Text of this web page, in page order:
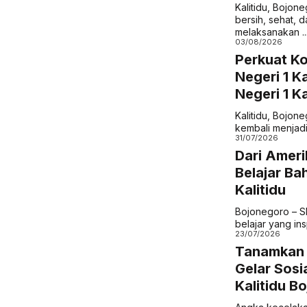
Kalitidu,
bersih, sehat,
melaksanakan ...
03/08/2026
Perkuat
Negeri 1
Negeri 1
Kalitidu,
kembali
31/07/2026
Dari
Belajar
Kalitidu
Bojonegoro –
belajar yang
23/07/2026
Gelar
Kalitidu